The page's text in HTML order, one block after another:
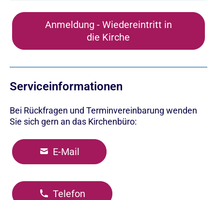
Anmeldung - Wiedereintritt in
die Kirche
Serviceinformationen
Bei Rückfragen und Terminvereinbarung wenden
Sie sich gern an das Kirchenbüro:
E-Mail
Telefon